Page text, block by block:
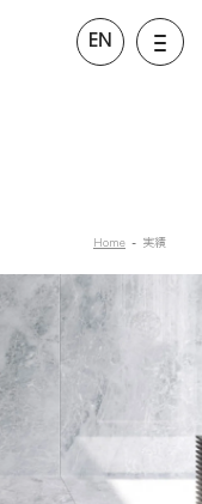
EN
Home 実績